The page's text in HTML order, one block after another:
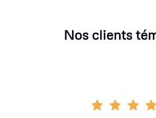
Nos clients